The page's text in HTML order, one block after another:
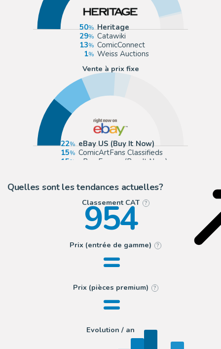
50
Heritage
29
Catawiki
13
ComicConnect
1
Weiss Auctions
Vente à prix fixe
22
eBay US (Buy It Now)
15
ComicArtFans Classifieds
15
eBay Europe (Buy It Now)
Quelles sont les tendances actuelles?
Classement CAT ?
954
Prix (entrée de gamme) ?
=
Prix (pièces premium) ?
=
Evolution / an